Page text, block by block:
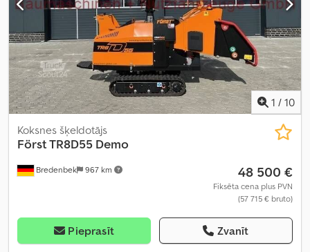
1 / 10
Bredenbek 967 km
Koksnes šķeldotājs
Först TR8D55 Demo
48 500 €
Fiksēta cena plus PVN
(57 715 € bruto)
Pieprasīt Zvanīt